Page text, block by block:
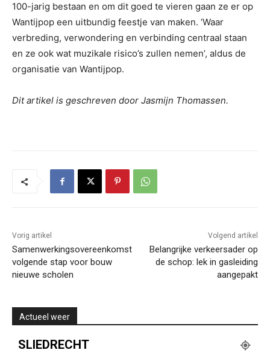
100-jarig bestaan en om dit goed te vieren gaan ze er op
Wantijpop een uitbundig feestje van maken. ‘Waar
verbreding, verwondering en verbinding centraal staan
en ze ook wat muzikale risico’s zullen nemen’, aldus de
organisatie van Wantijpop.
Dit artikel is geschreven door Jasmijn Thomassen.
Vorig artikel
Samenwerkingsovereenkomst
volgende stap voor bouw
nieuwe scholen
Volgend artikel
Belangrijke verkeersader op
de schop: lek in gasleiding
aangepakt
Actueel weer
SLIEDRECHT